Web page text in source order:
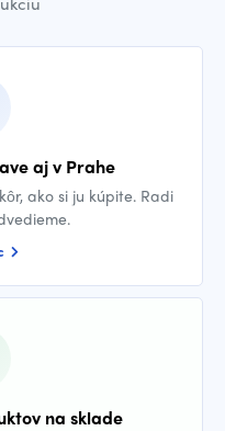
aj v Prahe
ako si ju kúpite. Radi
na sklade